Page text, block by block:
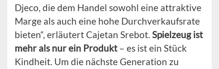
Djeco, die dem Handel sowohl eine attraktive
Marge als auch eine hohe Durchverkaufsrate
bieten“, erläutert Cajetan Srebot. Spielzeug ist
mehr als nur ein Produkt– es ist ein Stück
Kindheit. Um die nächste Generation zu